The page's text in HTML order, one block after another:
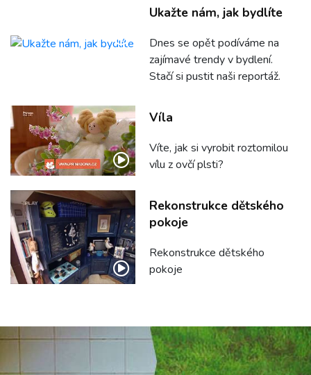
Ukažte nám, jak bydlíte
Dnes se opět podíváme na
zajímavé trendy v bydlení.
Stačí si pustit naši reportáž.
Víla
Víte, jak si vyrobit roztomilou
vílu z ovčí plsti?
Rekonstrukce dětského
pokoje
Rekonstrukce dětského
pokoje